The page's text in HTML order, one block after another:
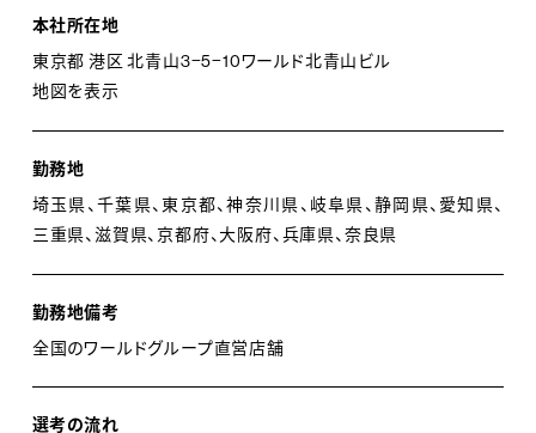
本社所在地
東京都 港区 北青山3−5−10ワールド北青山ビル
地図を表示
勤務地
埼玉県、千葉県、東京都、神奈川県、岐阜県、静岡県、愛知県、
三重県、滋賀県、京都府、大阪府、兵庫県、奈良県
勤務地備考
全国のワールドグループ直営店舗
選考の流れ